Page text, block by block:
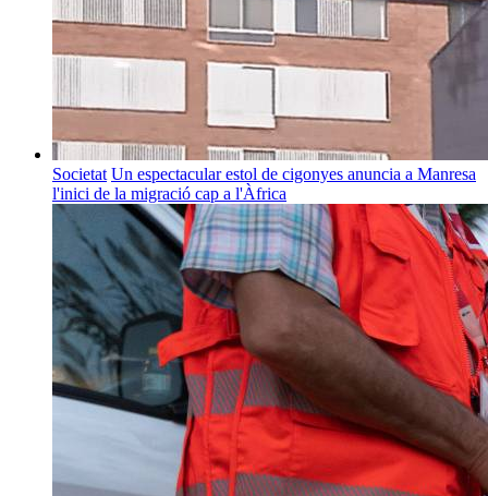
Societat Un espectacular estol de cigonyes anuncia a Manresa
l'inici de la migració cap a l'Àfrica